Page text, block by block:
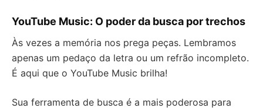
YouTube Music: O poder da busca por trechos
Às vezes a memória nos prega peças. Lembramos
apenas um pedaço da letra ou um refrão incompleto.
É aqui que o YouTube Music brilha!
Sua ferramenta de busca é a mais poderosa para